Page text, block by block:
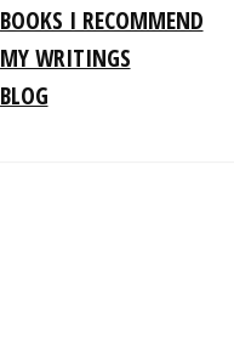
BOOKS I RECOMMEND
MY WRITINGS
BLOG